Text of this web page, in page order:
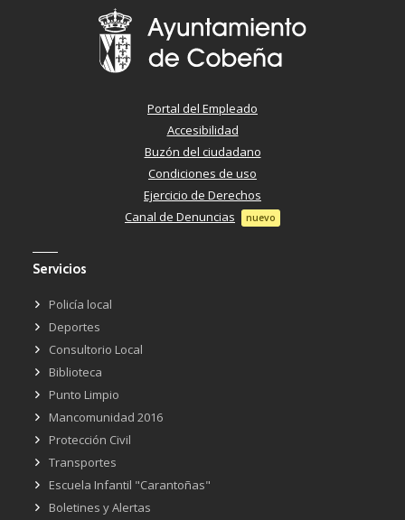
Portal del Empleado
Accesibilidad
Buzón del ciudadano
Condiciones de uso
Ejercicio de Derechos
Canal de Denuncias
nuevo
Servicios
Policía local
Deportes
Consultorio Local
Biblioteca
Punto Limpio
Mancomunidad 2016
Protección Civil
Transportes
Escuela Infantil "Carantoñas"
Boletines y Alertas